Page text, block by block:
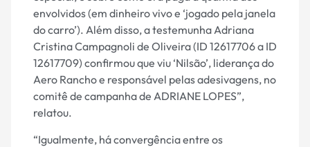
envolvidos (em dinheiro vivo e ‘jogado pela janela
do carro’). Além disso, a testemunha Adriana
Cristina Campagnoli de Oliveira (ID 12617706 a ID
12617709) confirmou que viu ‘Nilsão’, liderança do
Aero Rancho e responsável pelas adesivagens, no
comitê de campanha de ADRIANE LOPES”,
relatou.
“Igualmente, há convergência entre os